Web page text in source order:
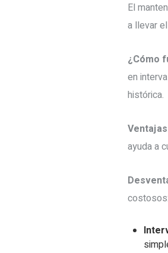
El
a llevar
¿Cómo
en
histórica.
ayuda a
costosos: